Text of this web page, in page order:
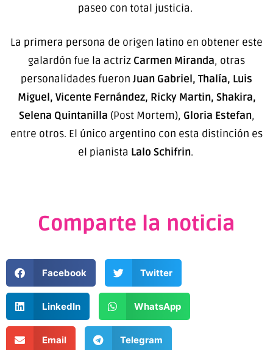
paseo con total justicia.
La primera persona de origen latino en obtener este
galardón fue la actriz Carmen Miranda, otras
personalidades fueronJuan Gabriel, Thalía, Luis
Miguel, Vicente Fernández, Ricky Martin, Shakira,
Selena Quintanilla (Post Mortem), Gloria Estefan,
entre otros. El único argentino con esta distinción es
el pianista Lalo Schifrin.
Comparte la noticia
Facebook Twitter
LinkedIn WhatsApp
Email Telegram